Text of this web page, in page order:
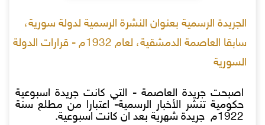
الجريدة الرسمية بعنوان النشرة الرسمية لدولة سورية،
سابقا العاصمة الدمشقية، لعام 1932م - قرارات الدولة
السورية
اصبحت جريدة العاصمة - التي كانت جريدة اسبوعية
حكومية تنشر الأخبار الرسمية- اعتبارا من مطلع سنة
1922م جريدة شهرية بعد ان كانت اسبوعية.